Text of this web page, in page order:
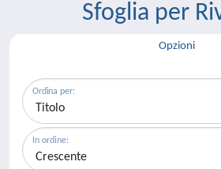
Sfoglia per
Opzioni
Ordina per:
In ordine: